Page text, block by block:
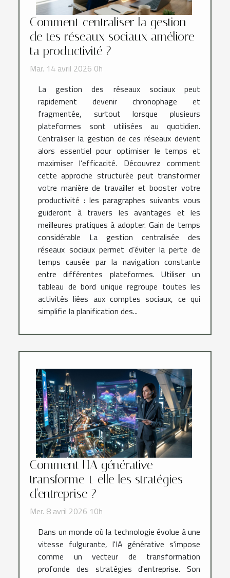
Comment centraliser la gestion
de tes réseaux sociaux améliore
ta productivité ?
Mar. 14 avril 2026 0h
La gestion des réseaux sociaux peut
rapidement devenir chronophage et
fragmentée, surtout lorsque plusieurs
plateformes sont utilisées au quotidien.
Centraliser la gestion de ces réseaux devient
alors essentiel pour optimiser le temps et
maximiser l’efficacité. Découvrez comment
cette approche structurée peut transformer
votre manière de travailler et booster votre
productivité : les paragraphes suivants vous
guideront à travers les avantages et les
meilleures pratiques à adopter. Gain de temps
considérable La gestion centralisée des
réseaux sociaux permet d’éviter la perte de
temps causée par la navigation constante
entre différentes plateformes. Utiliser un
tableau de bord unique regroupe toutes les
activités liées aux comptes sociaux, ce qui
simplifie la planification des...
Comment l'IA générative
transforme-t-elle les stratégies
d'entreprise ?
Mer. 8 avril 2026 10h
Dans un monde où la technologie évolue à une
vitesse fulgurante, l'IA générative s'impose
comme un vecteur de transformation
profonde des stratégies d'entreprise. Son